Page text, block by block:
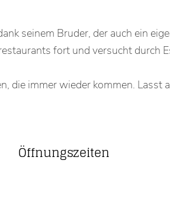
seinem Bruder, der auch ein
fort und versucht durch
die immer wieder kommen. Lasst
Öffnungszeiten